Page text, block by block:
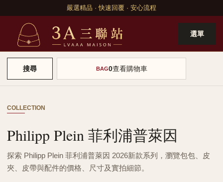
嚴選精品 · 快速回覆 · 安心流程
選單
搜尋 BAG0查看購物車
COLLECTION
Philipp Plein 菲利浦普萊因
探索 Philipp Plein 菲利浦普萊因 2026新款系列，瀏覽包包、皮
夾、皮帶與配件的價格、尺寸及實拍細節。